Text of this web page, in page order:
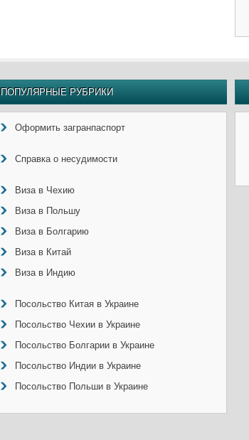
ПОПУЛЯРНЫЕ РУБРИКИ
Оформить загранпаспорт
Справка о несудимости
Виза в Чехию
Виза в Польшу
Виза в Болгарию
Виза в Китай
Виза в Индию
Посольство Китая в Украине
Посольство Чехии в Украине
Посольство Болгарии в Украине
Посольство Индии в Украине
Посольство Польши в Украине